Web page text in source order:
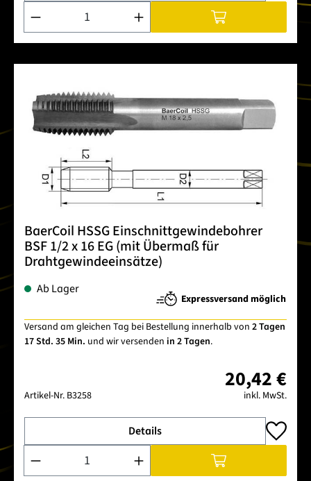
Produkt Anzahl: Gib den gewünschten Wert ein oder
BaerCoil HSSG Einschnittgewindebohrer
BSF 1/2 x 16 EG (mit Übermaß für
Drahtgewindeeinsätze)
Ab Lager
Expressversand möglich
Versand am gleichen Tag bei Bestellung innerhalb von 2 Tagen
17 Std. 35 Min. und wir versenden in 2 Tagen.
Artikel-Nr. B3258
20,42 €
inkl. MwSt.
Details
Produkt Anzahl: Gib den gewünschten Wert ein oder